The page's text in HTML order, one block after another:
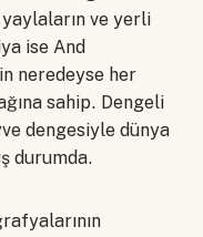
yaylaların ve yerli
ise And
neredeyse her
sahip. Dengeli
dengesiyle dünya
durumda.